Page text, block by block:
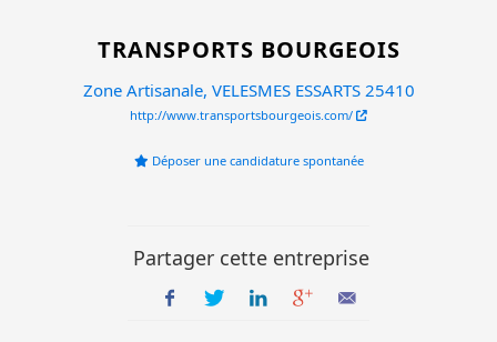
TRANSPORTS BOURGEOIS
Zone Artisanale, VELESMES ESSARTS 25410
http://www.transportsbourgeois.com/
Déposer une candidature spontanée
Partager cette entreprise